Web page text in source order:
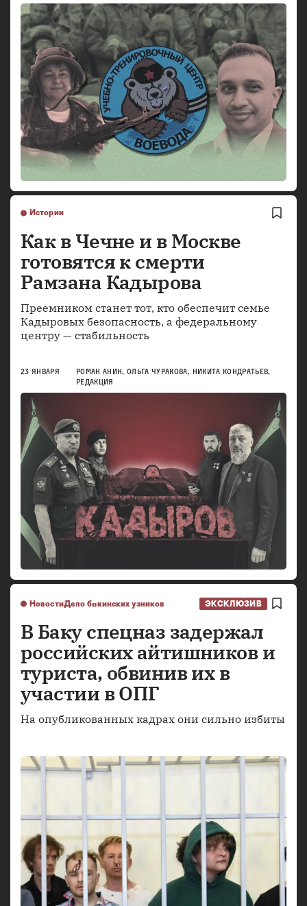
Истории
Как в Чечне и в Москве
готовятся к смерти
Рамзана Кадырова
Преемником станет тот, кто обеспечит семье
Кадыровых безопасность, а федеральному
центру — стабильность
23 ЯНВАРЯ РОМАН АНИН,ОЛЬГА ЧУРАКОВА, НИКИТА КОНДРАТЬЕВ,
РЕДАКЦИЯ
НовостиДело бакинских узников ЭКСКЛЮЗИВ
В Баку спецназ задержал
российских айтишников и
туриста, обвинив их в
участии в ОПГ
На опубликованных кадрах они сильно избиты